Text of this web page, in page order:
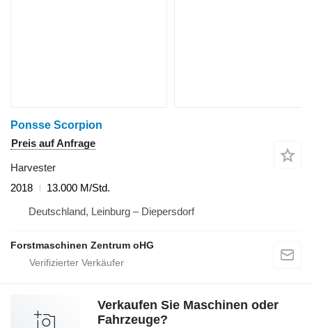
Ponsse Scorpion
Preis auf Anfrage
Harvester
2018
13.000 M/Std.
Deutschland, Leinburg – Diepersdorf
Forstmaschinen Zentrum oHG
Verkaufen Sie Maschinen oder
Fahrzeuge?